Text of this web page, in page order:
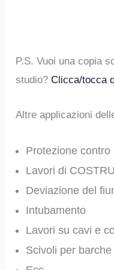
P.S. Vuoi una copia
studio?Clicca/tocca
Altre applicazioni
Protezione contro
Lavori di
Deviazione del
Intubamento
Lavori su cavi e
Scivoli per barche